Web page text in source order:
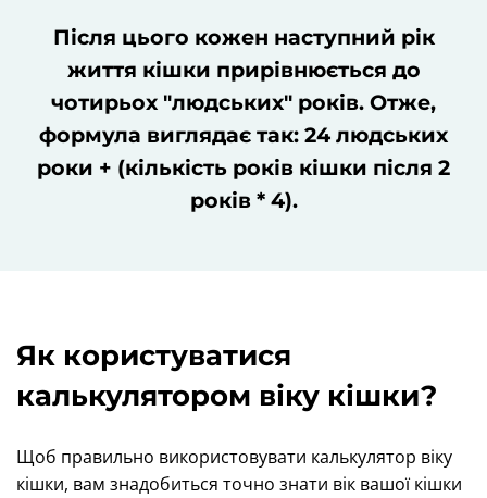
Після цього кожен наступний рік
життя кішки прирівнюється до
чотирьох "людських" років. Отже,
формула виглядає так: 24 людських
роки + (кількість років кішки після 2
років * 4).
Як користуватися
калькулятором віку кішки?
Щоб правильно використовувати калькулятор віку
кішки, вам знадобиться точно знати вік вашої кішки